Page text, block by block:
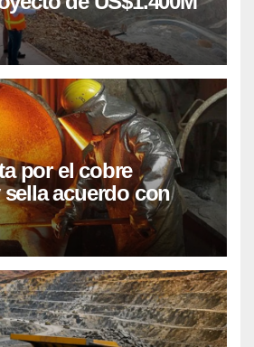
15 años
por el cobre
acuerdo con
siete proyecto